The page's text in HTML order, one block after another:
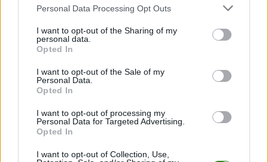
Please note that this website/app uses one or more Google
not limited to your visit or usage behaviour. You may click to
grant or deny consent to Google and its third-party tags to
use your data for below specified purposes in below Google
consent section.
Personal Data Processing Opt Outs
I want to opt-out of the Sharing of my
personal data.
Opted In
I want to opt-out of the Sale of my
Personal Data.
Opted In
I want to opt-out of processing my
Personal Data for Targeted Advertising.
Opted In
I want to opt-out of Collection, Use,
Jeśli jesteś kibicem klubu Start Brzóza Stadnicka lub Grom Handzlówka -
zaglądaj tutaj częściej. Nasz serwis regularnie dostarcza informacje o
terminach meczów, wynikach, transferach i newsach klubowych
PodkarpacieLive.pl to największa baza
bądź na bieżąco z wydarzeniami z boisk!
Analiza przed meczem: Start Brzóza Stadnicka vs Grom
Start Brzóza Stadnicka - Grom Handzlówka
odbędzie się w
ramach 20. kolejki - Rzeszów > Klasa A, gr. II. Spotkanie zostanie
Start Brzóza Stadnickaprzystępuje do tego spotkania w roli